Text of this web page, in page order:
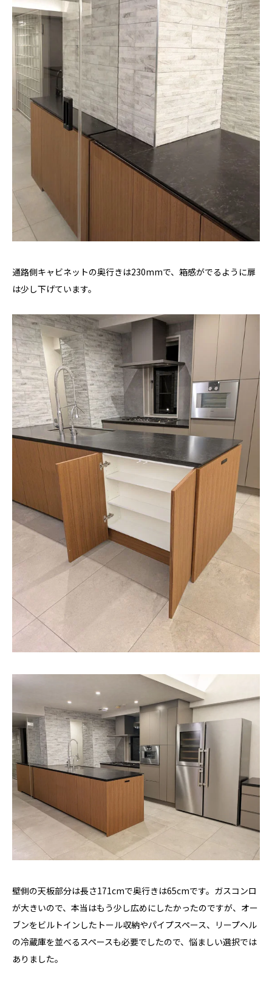
通路側キャビネットの奥行きは230mmで、箱感がでるように扉
は少し下げています。
壁側の天板部分は長さ171cmで奥行きは65cmです。ガスコンロ
が大きいので、本当はもう少し広めにしたかったのですが、オー
ブンをビルトインしたトール収納やパイプスペース、リープヘル
の冷蔵庫を並べるスペースも必要でしたので、悩ましい選択では
ありました。